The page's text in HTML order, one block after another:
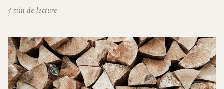
4 min de lecture